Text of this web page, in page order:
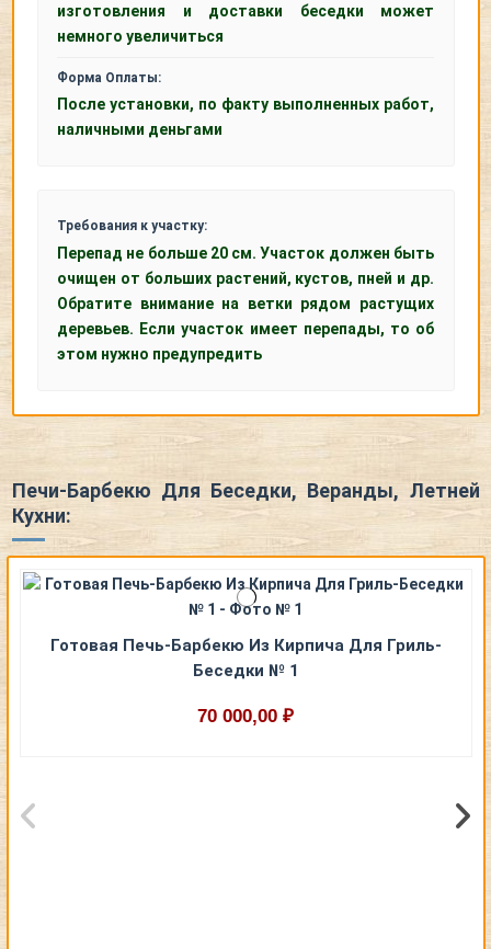
изготовления и доставки беседки может
немного увеличиться
Форма Оплаты:
После установки, по факту выполненных работ,
наличными деньгами
Требования к участку:
Перепад не больше 20 см. Участок должен быть
очищен от больших растений, кустов, пней и др.
Обратите внимание на ветки рядом растущих
деревьев. Если участок имеет перепады, то об
этом нужно предупредить
Печи-Барбекю Для Беседки, Веранды, Летней
Кухни:
Готовая Печь-Барбекю Из Кирпича Для Гриль-
Беседки № 1
70 000,00 ₽